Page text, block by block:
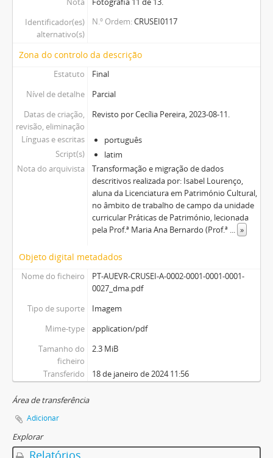
Identificador(es)
alternativo(s)
N.º Ordem CRUSEI0117
Zona do controlo da descrição
Estatuto
Final
Nível de detalhe
Parcial
Datas de criação,
revisão, eliminação
Revisto por Cecília Pereira, 2023-08-11.
Línguas e escritas
português
Script(s)
latim
Nota do arquivista
Transformação e migração de dados
descritivos realizada por: Isabel Lourenço,
aluna da Licenciatura em Património Cultural,
no âmbito de trabalho de campo da unidade
curricular Práticas de Património, lecionada
pela Prof.ª Maria Ana Bernardo (Prof.ª ... »
Objeto digital metadados
Nome do ficheiro
PT-AUEVR-CRUSEI-A-0002-0001-0001-0001-
0027_dma.pdf
Tipo de suporte
Imagem
Mime-type
application/pdf
Tamanho do
ficheiro
2.3 MiB
Transferido 18 de janeiro de 2024 11:56
Área de transferência
Adicionar
Explorar
Relatórios